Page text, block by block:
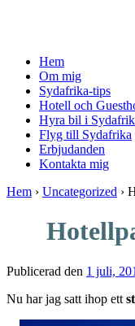
Hem
Om mig
Sydafrika-tips
Hotell och
Hyra bil i
Flyg till Sydafrika
Erbjudanden
Kontakta mig
Hem › Uncategorized ›
Publicerad den 1 juli,
Nu har jag satt ihop ett